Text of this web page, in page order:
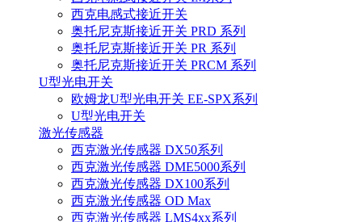
西克电感式接近开关
奥托尼克斯接近开关 PRD 系列
奥托尼克斯接近开关 PR 系列
奥托尼克斯接近开关 PRCM 系列
U型光电开关
欧姆龙U型光电开关 EE-SPX系列
U型光电开关
激光传感器
西克激光传感器 DX50系列
西克激光传感器 DME5000系列
西克激光传感器 DX100系列
西克激光传感器 OD Max
西克激光传感器 LMS4xx系列